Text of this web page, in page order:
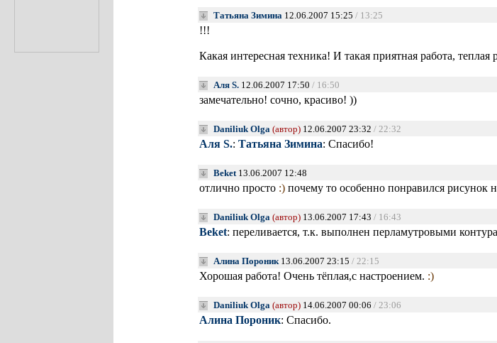
Татьяна Зимина12.06.2007 15:25 / 13:25
!!!
Какая интересная техника! И такая приятная работа,
Аля S.12.06.2007 17:50 / 16:50
замечательно! сочно, красиво! ))
Daniliuk Olga (автор)12.06.2007 23:32 / 22:32
Аля S.: Татьяна Зимина: Спасибо!
Beket13.06.2007 12:48
отлично просто :)почему то особенно понравился рисунок
Daniliuk Olga (автор)13.06.2007 17:43 / 16:43
Beket: переливается, т.к. выполнен перламутровыми
Алина Пороник13.06.2007 23:15 / 22:15
Хорошая работа! Очень тёплая,с настроением. :)
Daniliuk Olga (автор)14.06.2007 00:06 / 23:06
Алина Пороник: Спасибо.